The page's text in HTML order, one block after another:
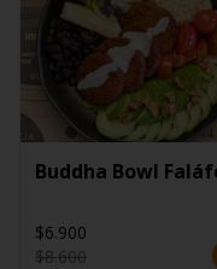
Buddha Bowl
$6.900
$8.600